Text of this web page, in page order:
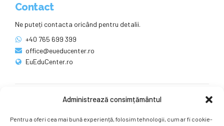
Administrează consimțământul
Pentru a oferi cea mai bună experiență, folosim tehnologii, cum ar fi cookie-
Contact
Ne puteți contacta oricând pentru detalii.
+40 765 699 399
office@eueducenter.ro
EuEduCenter.ro